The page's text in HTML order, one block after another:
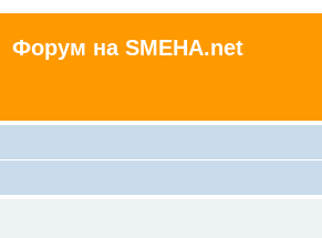
Форум на SMEHA.net